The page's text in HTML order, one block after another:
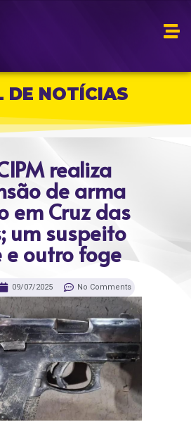
DE NOTÍCIAS
realiza
de arma
em Cruz das
um suspeito
e outro foge
09/07/2025 No Comments